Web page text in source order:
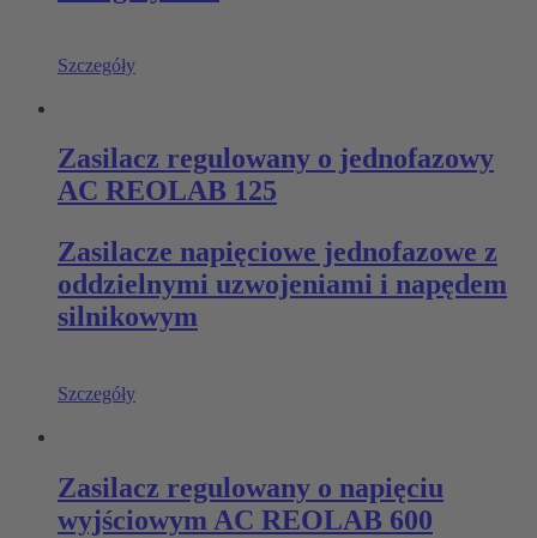
Szczegóły
Zasilacz regulowany o jednofazowy
AC REOLAB 125
Zasilacze napięciowe jednofazowe z
oddzielnymi uzwojeniami i napędem
silnikowym
Szczegóły
Zasilacz regulowany o napięciu
wyjściowym AC REOLAB 600